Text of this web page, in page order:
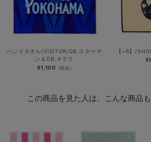
ハンドタオル/VISITOR/DB.スターマ
ン＆DB.キララ
¥1,100 (税込)
【+B】/
この商品を見た人は、こんな商品